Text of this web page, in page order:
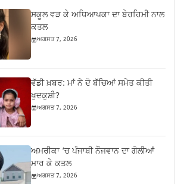
ਸਕੂਲ ਵੜ ਕੇ ਅਧਿਆਪਕਾ ਦਾ ਬੇਰਹਿਮੀ ਨਾਲ
ਕਤਲ
ਅਗਸਤ 7, 2026
ਵੱਡੀ ਖ਼ਬਰ: ਮਾਂ ਨੇ ਦੋ ਬੱਚਿਆਂ ਸਮੇਤ ਕੀਤੀ
ਖੁਦਕੁਸ਼ੀ?
ਅਗਸਤ 7, 2026
ਅਮਰੀਕਾ ‘ਚ ਪੰਜਾਬੀ ਨੌਜਵਾਨ ਦਾ ਗੋਲੀਆਂ
ਮਾਰ ਕੇ ਕਤਲ
ਅਗਸਤ 7, 2026